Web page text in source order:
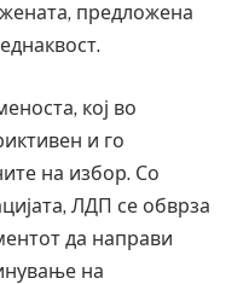
предложена
кој во
и го
на избор. Со
ЛДП се обврза
да направи
на